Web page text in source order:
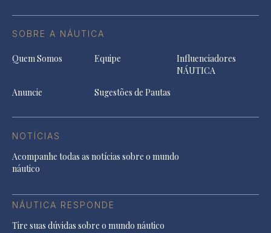
SOBRE A NÁUTICA
Quem Somos Equipe
Influenciadores
NÁUTICA
Anuncie
Sugestões de Pautas
NOTÍCIAS
Acompanhe todas as notícias sobre o mundo
náutico
NÁUTICA RESPONDE
Tire suas dúvidas sobre o mundo náutico